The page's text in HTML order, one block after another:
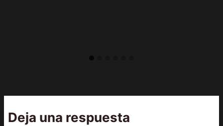
Deja una respuesta